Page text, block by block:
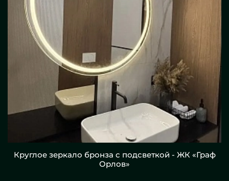
Круглое зеркало бронза с подсветкой - ЖК «Граф
Орлов»